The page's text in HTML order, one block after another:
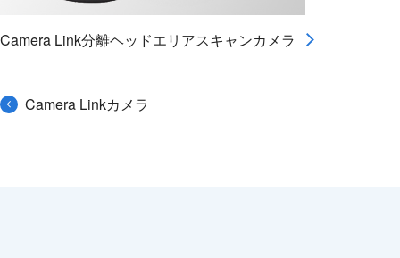
Camera Link分離ヘッドエリアスキャンカメラ
Camera Linkカメラ